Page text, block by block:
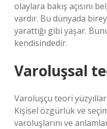
olaylara bakış açısını
vardır. Bu dünyada
yarattığı gibi yaşar.
kendisindedir.
Varoluşsal
Varoluşçu teori
Kişisel özgürlük ve
varoluşlarını ve